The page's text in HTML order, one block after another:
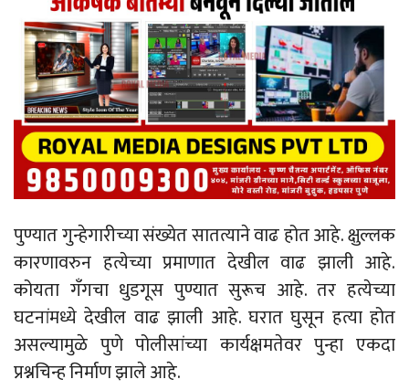
पुण्यात गुन्हेगारीच्या संख्येत सातत्याने वाढ होत आहे. क्षुल्लक
कारणावरुन हत्येच्या प्रमाणात देखील वाढ झाली आहे.
कोयता गँगचा धुडगूस पुण्यात सुरूच आहे. तर हत्येच्या
घटनांमध्ये देखील वाढ झाली आहे. घरात घुसून हत्या होत
असल्यामुळे पुणे पोलीसांच्या कार्यक्षमतेवर पुन्हा एकदा
प्रश्नचिन्ह निर्माण झाले आहे.